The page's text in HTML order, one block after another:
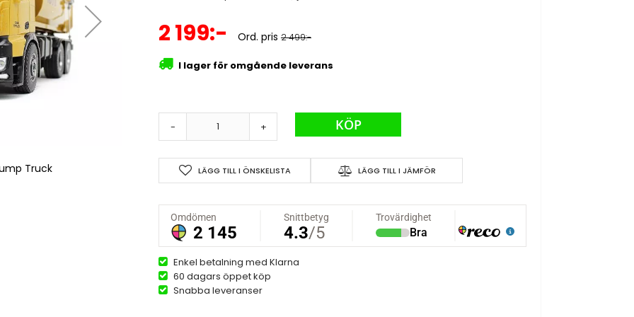
Truck Huina 1582 Dump Truck
Specialpris
2 199:- Ord. pris 2 499:-
I lager för omgående leverans
- + KÖP
LÄGG TILL I ÖNSKELISTA LÄGG TILL I JÄMFÖR
Enkel betalning med Klarna
60 dagars öppet köp
Snabba leveranser